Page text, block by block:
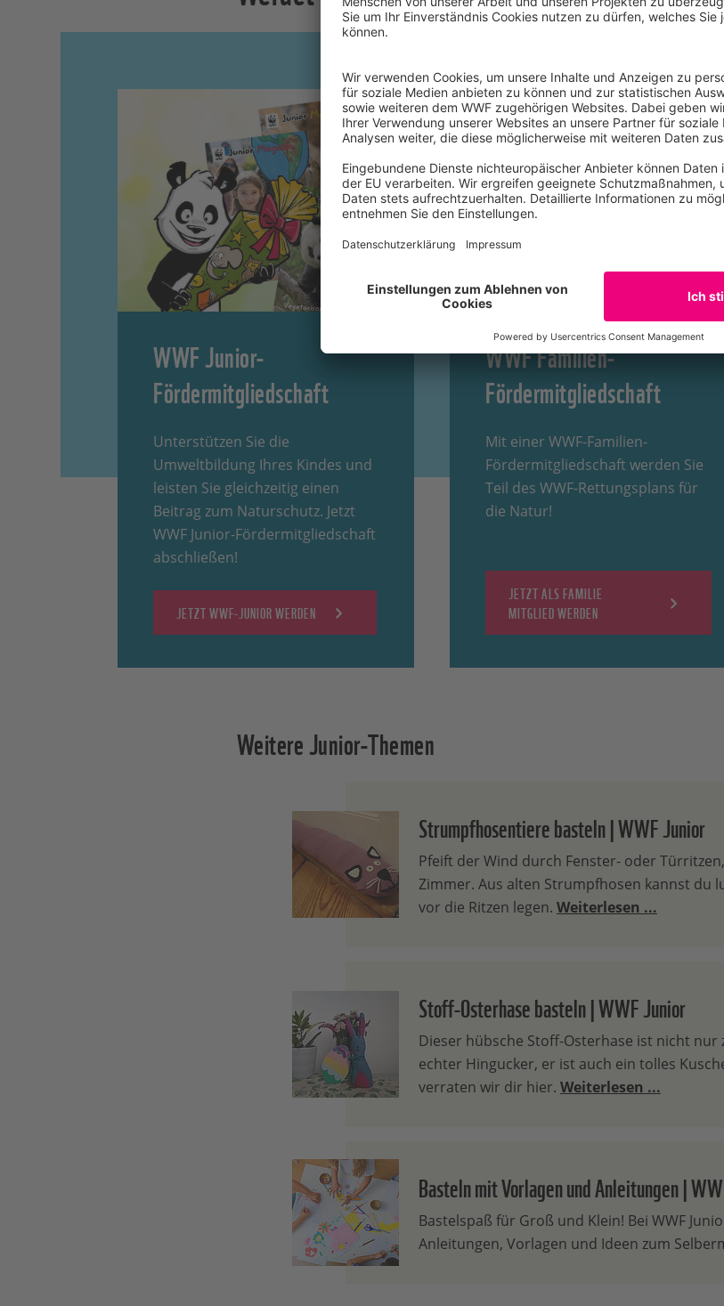
WWF Junior-
Fördermitgliedschaft
Unterstützen Sie die
Umweltbildung Ihres Kindes und
leisten Sie gleichzeitig einen
Beitrag zum Naturschutz. Jetzt
WWF Junior-Fördermitgliedschaft
abschließen!
JETZT WWF-JUNIOR WERDEN
WWF Familien-
Fördermitgliedschaft
Mit einer WWF-Familien-
Fördermitgliedschaft werden Sie
Teil des WWF-Rettungsplans für
die Natur!
JETZT ALS FAMILIE
MITGLIED WERDEN
Weitere Junior-Themen
Strumpfhosentiere basteln | WWF Junior
Pfeift der Wind durch Fenster- oder
Zimmer. Aus alten Strumpfhosen kannst du
vor die Ritzen legen. Weiterlesen ...
Stoff-Osterhase basteln | WWF Junior
Dieser hübsche Stoff-Osterhase ist nicht nur
echter Hingucker, er ist auch ein tolles
verraten wir dir hier. Weiterlesen ...
Basteln mit Vorlagen und Anleitungen |
Bastelspaß für Groß und Klein! Bei WWF
Anleitungen, Vorlagen und Ideen zum